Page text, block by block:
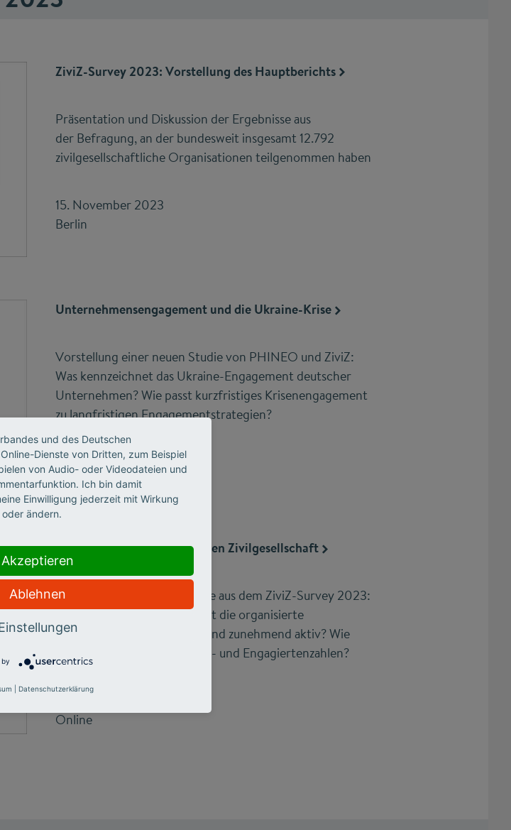
ZiviZ-Survey 2023: Vorstellung des Hauptberichts
Präsentation und Diskussion der Ergebnisse aus
der Befragung, an der bundesweit insgesamt 12.792
zivilgesellschaftliche Organisationen teilgenommen haben
15. November 2023
Berlin
Unternehmensengagement und die Ukraine-Krise
Vorstellung einer neuen Studie von PHINEO und ZiviZ:
Was kennzeichnet das Ukraine-Engagement deutscher
Unternehmen? Wie passt kurzfristiges Krisenengagement
zu langfristigen Engagementstrategien?
14. März 2023
Online
Trendbericht zur organisierten Zivilgesellschaft
Vorstellung erster Ergebnisse aus dem ZiviZ-Survey 2023:
In welchen Themenfeldern ist die organisierte
Zivilgesellschaft in Deutschland zunehmend aktiv? W ie
entwickeln sich die Mitglieds- und Engagiertenzahlen?
Online
und des Deutschen
Dienste von Dritten, zum Beispiel
von Audio- oder Videodateien und
Ich bin damit
Einwilligung jederzeit mit Wirkung
ändern.
Akzeptieren
Ablehnen
by
Datenschutzerklärung